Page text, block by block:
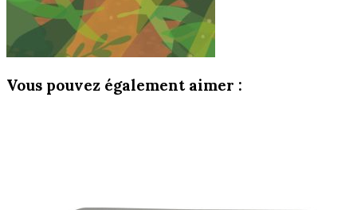
Vous pouvez également aimer :